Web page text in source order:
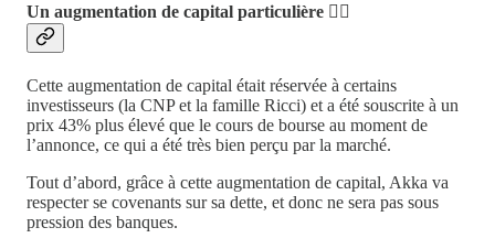
Un augmentation de capital particulière 💁‍♂️
Cette augmentation de capital était réservée à certains
investisseurs (la CNP et la famille Ricci) et a été souscrite à un
prix 43% plus élevé que le cours de bourse au moment de
l’annonce, ce qui a été très bien perçu par la marché.
Tout d’abord, grâce à cette augmentation de capital, Akka va
respecter se covenants sur sa dette, et donc ne sera pas sous
pression des banques.